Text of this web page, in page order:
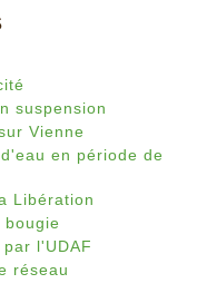
suspension
Vienne
en période de
Libération
bougie
l'UDAF
réseau